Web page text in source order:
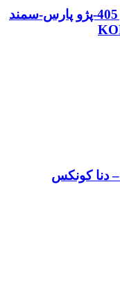
رینگ SM و بوش پیستون 1800 پژو 405-پژو پارس-سمند
رینگ پیستون استاندارد سمند EF7 – دنا کونکس